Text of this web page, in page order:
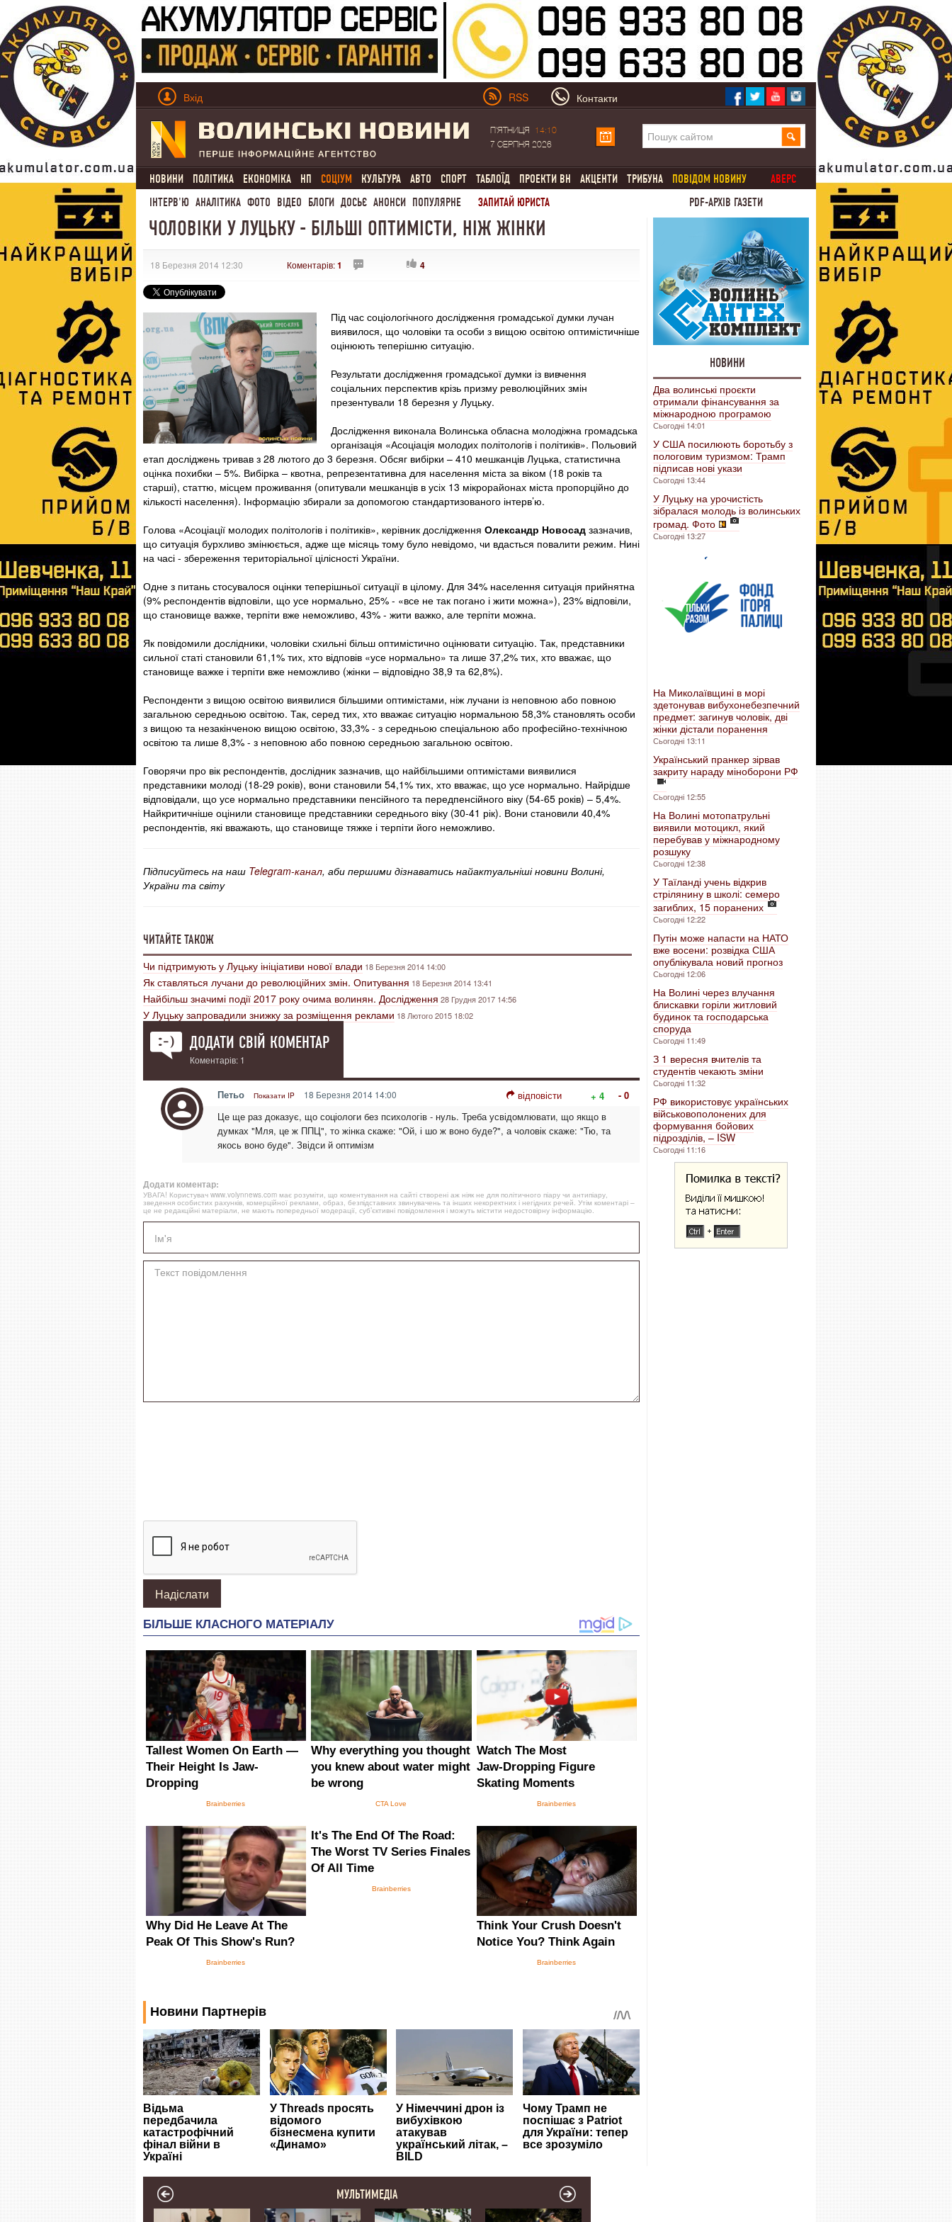
Вхід RSS Контакти
П'ЯТНИЦЯ
14:10
7 СЕРПНЯ 2026
НОВИНИ ПОЛІТИКА ЕКОНОМІКА НП СОЦІУМ КУЛЬТУРА АВТО СПОРТ ТАБЛОЇД ПРОЕКТИ ВН АКЦЕНТИ ТРИБУНА ПОВІДОМ НОВИНУ
АВЕРС
ІНТЕРВ'Ю АНАЛІТИКА ФОТО ВІДЕО БЛОГИ ДОСЬЄ АНОНСИ ПОПУЛЯРНЕ ЗАПИТАЙ ЮРИСТА PDF-АРХІВ ГАЗЕТИ
ЧОЛОВІКИ У ЛУЦЬКУ - БІЛЬШІ ОПТИМІСТИ, НІЖ ЖІНКИ
18 Березня 2014 12:30 Коментарів:1 4
Під час соціологічного дослідження громадської думки лучан
виявилося, що чоловіки та особи з вищою освітою оптимістичніше
оцінюють теперішню ситуацію.
Результати дослідження громадської думки із вивчення
соціальних перспектив крізь призму революційних змін
презентували 18 березня у Луцьку.
Дослідження виконала Волинська обласна молодіжна громадська
організація «Асоціація молодих політологів і політиків». Польовий
етап досліджень тривав з 28 лютого до 3 березня. Обсяг вибірки – 410 мешканців Луцька, статистична
оцінка похибки – 5%. Вибірка – квотна, репрезентативна для населення міста за віком (18 років та
старші), статтю, місцем проживання (опитували мешканців в усіх 13 мікрорайонах міста пропорційно до
кількості населення). Інформацію збирали за допомогою стандартизованого інтерв’ю.
Голова «Асоціації молодих політологів і політиків», керівник дослідження Олександр Новосад зазначив,
що ситуація бурхливо змінюється, адже ще місяць тому було невідомо, чи вдасться повалити режим. Нині
на часі - збереження територіальної цілісності України.
Одне з питань стосувалося оцінки теперішньої ситуації в цілому. Для 34% населення ситуація прийнятна
(9% респондентів відповіли, що усе нормально, 25% - «все не так погано і жити можна»), 23% відповіли,
що становище важке, терпіти вже неможливо, 43% - жити важко, але терпіти можна.
Як повідомили дослідники, чоловіки схильні більш оптимістично оцінювати ситуацію. Так, представники
сильної статі становили 61,1% тих, хто відповів «усе нормально» та лише 37,2% тих, хто вважає, що
становище важке і терпіти вже неможливо (жінки – відповідно 38,9 та 62,8%).
Респонденти з вищою освітою виявилися більшими оптимістами, ніж лучани із неповною або повною
загальною середньою освітою. Так, серед тих, хто вважає ситуацію нормальною 58,3% становлять особи
з вищою та незакінченою вищою освітою, 33,3% - з середньою спеціальною або професійно-технічною
освітою та лише 8,3% - з неповною або повною середньою загальною освітою.
Говорячи про вік респондентів, дослідник зазначив, що найбільшими оптимістами виявилися
представники молоді (18-29 років), вони становили 54,1% тих, хто вважає, що усе нормально. Найрідше
відповідали, що усе нормально представники пенсійного та передпенсійного віку (54-65 років) – 5,4%.
Найкритичніше оцінили становище представники середнього віку (30-41 рік). Вони становили 40,4%
респондентів, які вважають, що становище тяжке і терпіти його неможливо.
Підписуйтесь на наш Telegram-канал, аби першими дізнаватись найактуальніші новини Волині,
України та світу
ЧИТАЙТЕ ТАКОЖ
Чи підтримують у Луцьку ініціативи нової влади 18 Березня 2014 14:00
Як ставляться лучани до революційних змін. Опитування 18 Березня 2014 13:41
Найбільш значимі події 2017 року очима волинян. Дослідження 28 Грудня 2017 14:56
У Луцьку запровадили знижку за розміщення реклами 18 Лютого 2015 18:02
ДОДАТИ СВІЙ КОМЕНТАР
Коментарів: 1
Петьо Показати IP 18 Березня 2014 14:00 відповісти + 4
- 0
Це ще раз доказує, що соціологи без психологів - нуль. Треба усвідомлювати, що якщо в
думках "Мля, це ж ППЦ", то жінка скаже: "Ой, і шо ж воно буде?", а чоловік скаже: "Тю, та
якось воно буде". Звідси й оптимізм
Додати коментар:
УВАГА! Користувач www.volynnews.com має розуміти, що коментування на сайті створені аж ніяк не для політичного піару чи антипіару,
зведення особистих рахунків, комерційної реклами, образ, безпідставних звинувачень та інших некоректних і негідних речей. Утім коментарі –
це не редакційні матеріали, не мають попередньої модерації, суб’єктивні повідомлення і можуть містити недостовірну інформацію.
НОВИНИ
Два волинські проєкти
отримали фінансування за
міжнародною програмою
Сьогодні 14:01
У США посилюють боротьбу з
пологовим туризмом: Трамп
підписав нові укази
Сьогодні 13:44
У Луцьку на урочистість
зібралася молодь із волинських
громад. Фото
Сьогодні 13:27
На Миколаївщині в морі
здетонував вибухонебезпечний
предмет: загинув чоловік, дві
жінки дістали поранення
Сьогодні 13:11
Український пранкер зірвав
закриту нараду міноборони РФ
Сьогодні 12:55
На Волині мотопатрульні
виявили мотоцикл, який
перебував у міжнародному
розшуку
Сьогодні 12:38
У Таїланді учень відкрив
стрілянину в школі: семеро
загиблих, 15 поранених
Сьогодні 12:22
Путін може напасти на НАТО
вже восени: розвідка США
опублікувала новий прогноз
Сьогодні 12:06
На Волині через влучання
блискавки горіли житловий
будинок та господарська
споруда
Сьогодні 11:49
З 1 вересня вчителів та
студентів чекають зміни
Сьогодні 11:32
РФ використовує українських
військовополонених для
формування бойових
підрозділів, – ISW
Сьогодні 11:16
МУЛЬТИМЕДІА